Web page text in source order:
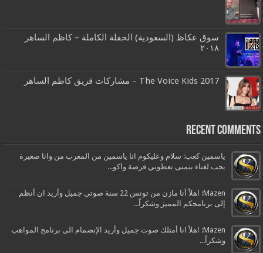
سوق عكاظ (السعودية) الحفلة الكاملة – كاظم الساهر
٢٠١٨
The Voice Kids 2017 – مشاركات فريق كاظم الساهر
Recent Comments
ياسمين كعب: سلام وعليكوم انا ياسمين من المغرب من وانا صغيرة
بحب لغناء بتمنى تعطوني فرصة واكو...
Mazen: اهلاً أنا مازن من تونس 22 سنة صوتي جميل وأريد ان أنظم
إلى برنامجكم المميز وشكراً...
Mazen: اهلاً انا أمتلك صوت جميل وأريد الإنضمام الى برنامج المواهب
وشكراً...